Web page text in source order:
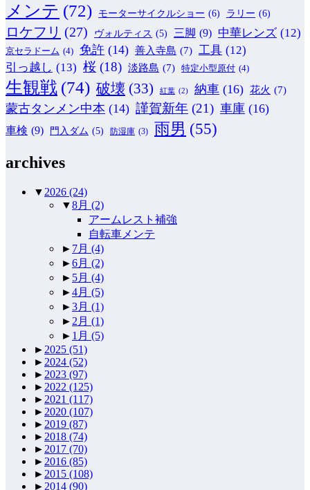
メンテ (72) モーターサイクルショー (6) ラリー (6)
ロケフリ (27) ヴォルティス (5) 三脚 (9) 中華レンズ (12)
京セラドーム (4) 免許 (14) 善入寺島 (7) 工具 (12)
引っ越し (13) 桜 (18) 淡路島 (7) 特定小型原付 (4)
生観戦 (74) 破壊 (33) 紅葉 (2) 納車 (16) 花火 (7)
蒙古タンメン中本 (14) 謹賀新年 (21) 車庫 (16)
車検 (9) 門入ダム (5) 防湿庫 (3) 雨男 (55)
archives
▼ 2026 (24)
▼8月 (2)
アームレスト補強
自転車メンテ
► 7月 (4)
►6月 (2)
► 5月 (4)
►4月 (5)
►3月 (1)
► 2月 (1)
► 1月 (5)
► 2025 (51)
► 2024 (52)
► 2023 (97)
► 2022 (125)
► 2021 (117)
► 2020 (107)
► 2019 (87)
► 2018 (74)
► 2017 (70)
► 2016 (85)
► 2015 (108)
► 2014 (90)